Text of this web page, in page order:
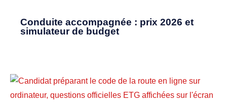
Conduite accompagnée : prix 2026 et
simulateur de budget